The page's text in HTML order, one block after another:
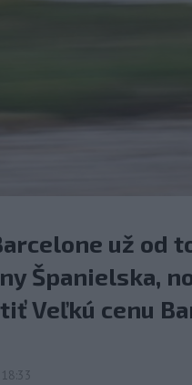
už od
Španielska,
Veľkú cenu